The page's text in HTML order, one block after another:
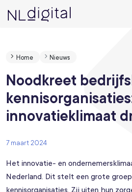
Home Nieuws
Noodkreet
innovatieklimaat
7 maart 2024
Het innovatie- en
Nederland. Dit stelt een grote
kennisorganisaties. Zij uiten hun